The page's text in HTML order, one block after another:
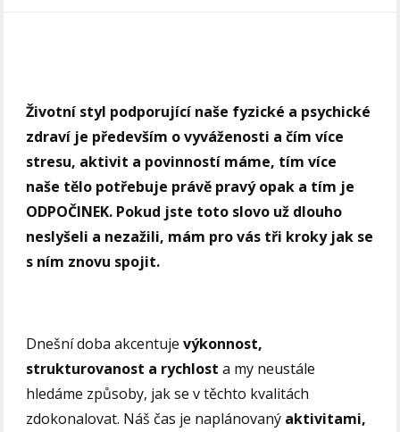
Životní styl podporující naše fyzické a psychické
zdraví je především o vyváženosti a čím více
stresu, aktivit a povinností máme, tím více
naše tělo potřebuje právě pravý opak a tím je
ODPOČINEK. Pokud jste toto slovo už dlouho
neslyšeli a nezažili, mám pro vás tři kroky jak se
s ním znovu spojit.
Dnešní doba akcentujevýkonnost,
strukturovanost a rychlost a my neustále
hledáme způsoby, jak se v těchto kvalitách
zdokonalovat. Náš čas je naplánovaný aktivitami,